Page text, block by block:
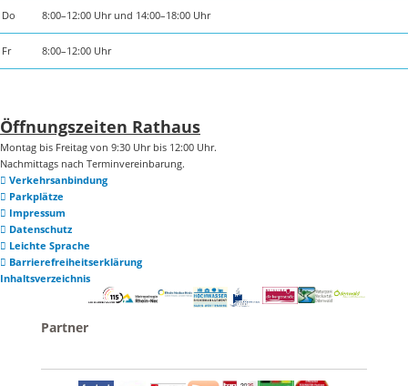
Do 8:00–12:00 Uhr und 14:00–18:00 Uhr
Fr 8:00–12:00 Uhr
Öffnungszeiten Rathaus
Montag bis Freitag von 9:30 Uhr bis 12:00 Uhr.
Nachmittags nach Terminvereinbarung.
Verkehrsanbindung
Parkplätze
Impressum
Datenschutz
Leichte Sprache
Barrierefreiheitserklärung
Inhaltsverzeichnis